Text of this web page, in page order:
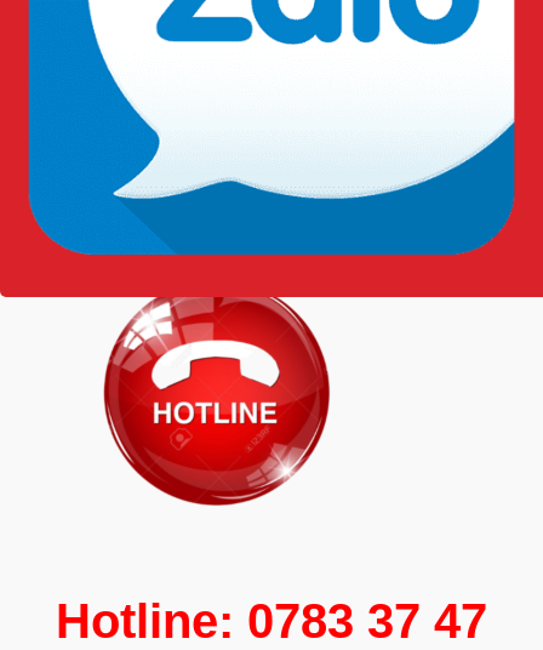
Tránh để giày tiếp xúc trực tiếp với nguồn nhiệt cao.
Sử dụng các sản phẩm chăm sóc da chuyên dụng để
duy trì độ mềm và độ bền của giày.
Thông tin liên hệ
Hotline: 0783 37 47